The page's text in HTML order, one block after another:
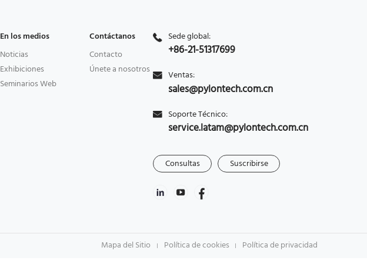
En los medios
Noticias
Exhibiciones
Seminarios Web
Contáctanos
Contacto
Únete a nosotros
Sede global:
+86-21-51317699
Ventas:
sales@pylontech.com.cn
Soporte Técnico:
service.latam@pylontech.com.cn
Consultas Suscribirse
Mapa del Sitio Política de cookies Política de privacidad